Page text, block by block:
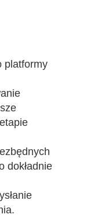
platformy
dokładnie